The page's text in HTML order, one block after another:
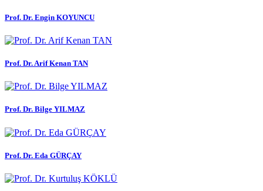
Prof. Dr. Engin KOYUNCU
Prof. Dr. Arif Kenan TAN
Prof. Dr. Bilge YILMAZ
Prof. Dr. Eda GÜRÇAY